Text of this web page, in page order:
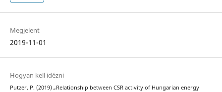
Megjelent
2019-11-01
Hogyan kell idézni
Putzer, P. (2019) „Relationship between CSR activity of Hungarian energy